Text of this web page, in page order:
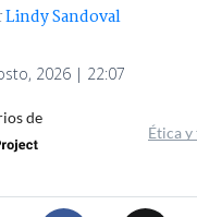
Lindy Sandoval
2026 | 22:07
de
Ética y